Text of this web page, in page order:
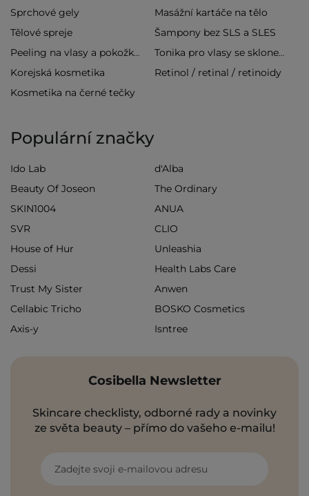
Sprchové gely
Masážní kartáče na tělo
Tělové spreje
Šampony bez SLS a SLES
Peeling na vlasy a pokožku hlavy Tonika pro vlasy se sklonem k vypadávání
Korejská kosmetika
Retinol / retinal / retinoidy
Kosmetika na černé tečky
Populární značky
Ido Lab
d'Alba
Beauty Of Joseon
The Ordinary
SKIN1004
ANUA
SVR
CLIO
House of Hur
Unleashia
Dessi
Health Labs Care
Trust My Sister
Anwen
Cellabic Tricho
BOSKO Cosmetics
Axis-y
Isntree
Cosibella Newsletter
Skincare checklisty, odborné rady a novinky
ze světa beauty – přímo do vašeho e-mailu!
Zadejte svoji e-mailovou adresu